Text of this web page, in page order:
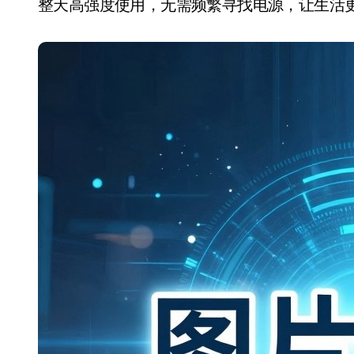
整天高强度使用，无需频繁寻找电源，让生活